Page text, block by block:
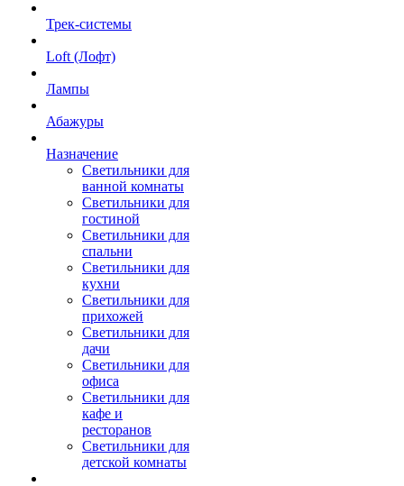
Трек-системы
Loft (Лофт)
Лампы
Абажуры
Назначение
Светильники для
ванной комнаты
Светильники для
гостиной
Светильники для
спальни
Светильники для
кухни
Светильники для
прихожей
Светильники для
дачи
Светильники для
офиса
Светильники для
кафе и
ресторанов
Светильники для
детской комнаты